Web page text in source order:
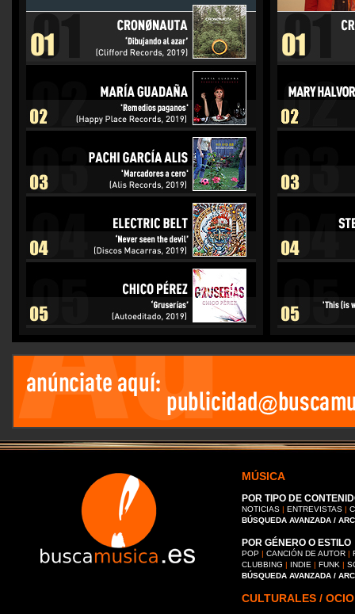
MÚSICA
POR TIPO DE
NOTICIAS | ENTREVISTAS |
BÚSQUEDA AVANZADA /
POR GÉNERO O ESTILO
POP | CANCIÓN DE AUTOR |
CLUBBING | INDIE | FUNK |
BÚSQUEDA AVANZADA /
CULTURALES / OCIO